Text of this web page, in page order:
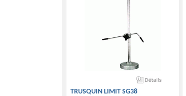
TRUSQUIN LIMIT SG38